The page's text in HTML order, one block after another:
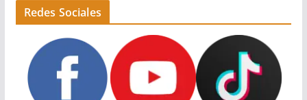
Redes Sociales